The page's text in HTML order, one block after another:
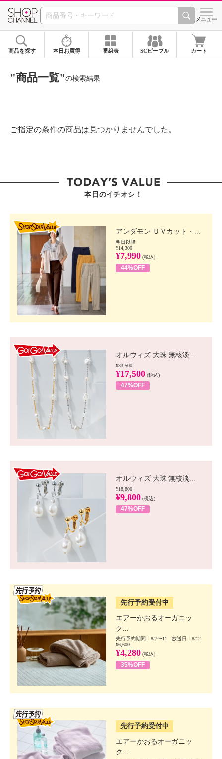
SHOP CHANNEL ショッ
メニュー
商品を探す 本日お買得 番組表 SCピープル カート
"商品一覧"の検索結果
ご指定の条件の商品は見つかりませんでした。
本日のイチオシ！
アンダモン ＵＶカット・...
明日以降
¥14,300
¥7,990 (税込)
44%OFF
オルウィズ 大珠 無核淡...
¥33,500
¥17,500 (税込)
47%OFF
オルウィズ 大珠 無核淡...
¥18,800
¥9,800 (税込)
47%OFF
先行予約受付中
エアーかおるオーガニッ
ク...
先行予約期間：8/7〜11 放送日：8/12
¥6,600
¥4,280 (税込)
35%OFF
先行予約受付中
エアーかおるオーガニッ
ク...